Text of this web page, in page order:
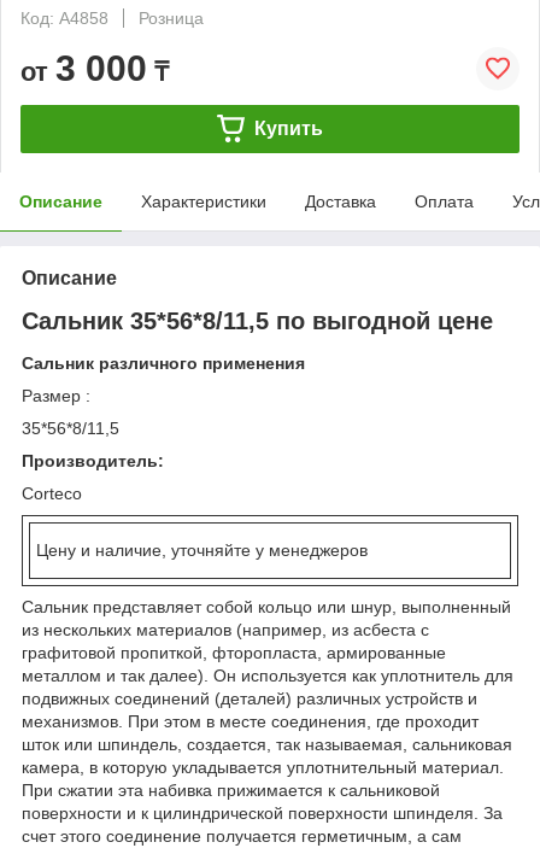
Код: A4858
Розница
от 3 000 ₸
Купить
Описание Характеристики Доставка Оплата
Описание
Сальник 35*56*8/11,5 по выгодной цене
Сальник различного применения
Размер :
35*56*8/11,5
Производитель:
Corteco
Цену и наличие, уточняйте у менеджеров
Сальник представляет собой кольцо или шнур, выполненный
из нескольких материалов (например, из асбеста с
графитовой пропиткой, фторопласта, армированные
металлом и так далее). Он используется как уплотнитель для
подвижных соединений (деталей) различных устройств и
механизмов. При этом в месте соединения, где проходит
шток или шпиндель, создается, так называемая, сальниковая
камера, в которую укладывается уплотнительный материал.
При сжатии эта набивка прижимается к сальниковой
поверхности и к цилиндрической поверхности шпинделя. За
счет этого соединение получается герметичным, а сам